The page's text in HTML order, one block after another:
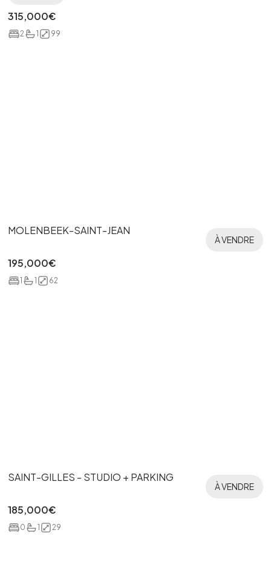
315,000€
2 1 99
MOLENBEEK-SAINT-JEAN
À VENDRE
195,000€
1 1 62
SAINT-GILLES - STUDIO + PARKING
À VENDRE
185,000€
0 1 29